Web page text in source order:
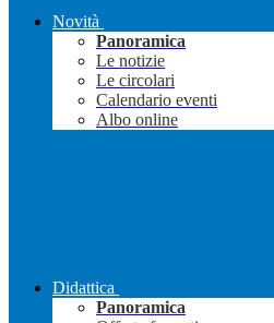
Novità
Panoramica
Le notizie
Le circolari
Calendario eventi
Albo online
Didattica
Panoramica